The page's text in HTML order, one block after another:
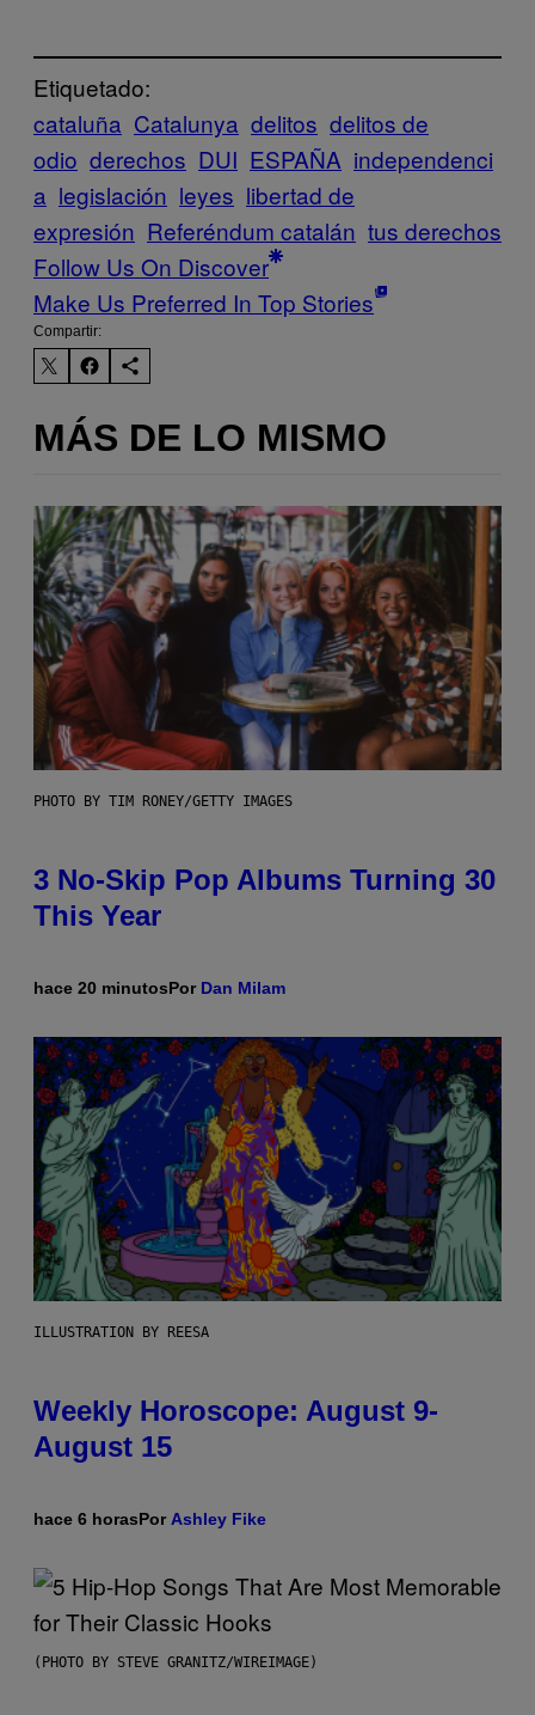
Etiquetado:
cataluña Catalunya delitos delitos de
odio derechos DUI ESPAÑA independenci
a legislación leyes libertad de
expresión Referéndum catalán tus derechos
Follow Us On Discover
Make Us Preferred In Top Stories
Compartir:
MÁS DE LO MISMO
PHOTO BY TIM RONEY/GETTY IMAGES
3 No-Skip Pop Albums Turning 30
This Year
hace 20 minutosPor Dan Milam
ILLUSTRATION BY REESA
Weekly Horoscope: August 9-
August 15
hace 6 horasPor Ashley Fike
(PHOTO BY STEVE GRANITZ/WIREIMAGE)